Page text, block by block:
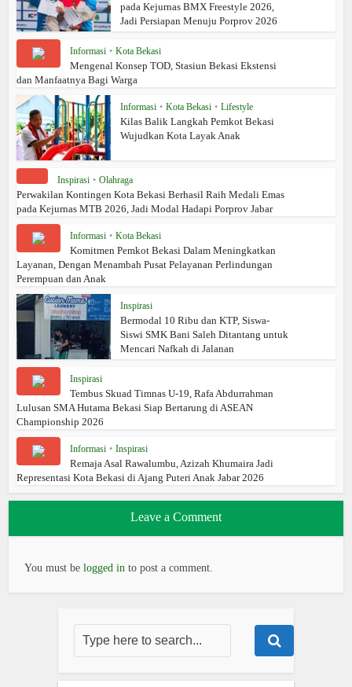
pada Kejurnas BMX Freestyle 2026,
Jadi Persiapan Menuju Porprov 2026
Informasi • Kota Bekasi
Mengenal Konsep TOD, Stasiun Bekasi Ekstensi
dan Manfaatnya Bagi Warga
Informasi • Kota Bekasi • Lifestyle
Kilas Balik Langkah Pemkot Bekasi
Wujudkan Kota Layak Anak
Inspirasi • Olahraga
Perwakilan Kontingen Kota Bekasi Berhasil Raih Medali Emas
pada Kejurnas MTB 2026, Jadi Modal Hadapi Porprov Jabar
Informasi • Kota Bekasi
Komitmen Pemkot Bekasi Dalam Meningkatkan
Layanan, Dengan Menambah Pusat Pelayanan Perlindungan
Perempuan dan Anak
Inspirasi
Bermodal 10 Ribu dan KTP, Siswa-
Siswi SMK Bani Saleh Ditantang untuk
Mencari Nafkah di Jalanan
Inspirasi
Tembus Skuad Timnas U-19, Rafa Abdurrahman
Lulusan SMA Hutama Bekasi Siap Bertarung di ASEAN
Championship 2026
Informasi • Inspirasi
Remaja Asal Rawalumbu, Azizah Khumaira Jadi
Representasi Kota Bekasi di Ajang Puteri Anak Jabar 2026
Leave a Comment
You must belogged in to post a comment.